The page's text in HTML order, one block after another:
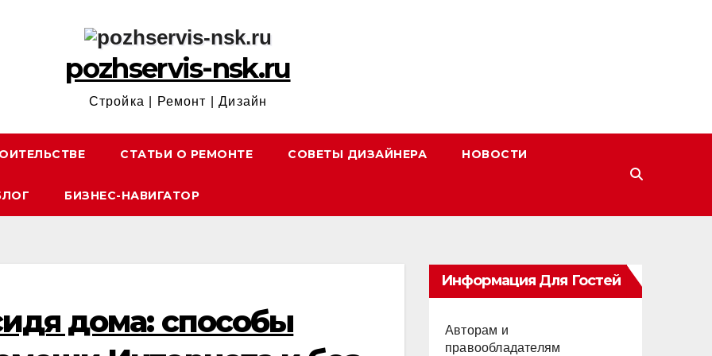
pozhservis-nsk.ru
Стройка | Ремонт | Дизайн
СТАТЬИ О РЕМОНТЕ СОВЕТЫ ДИЗАЙНЕРА НОВОСТИ
БИЗНЕС-НАВИГАТОР
дома: способы
Информация Для Гостей
Авторам и
правообладателям